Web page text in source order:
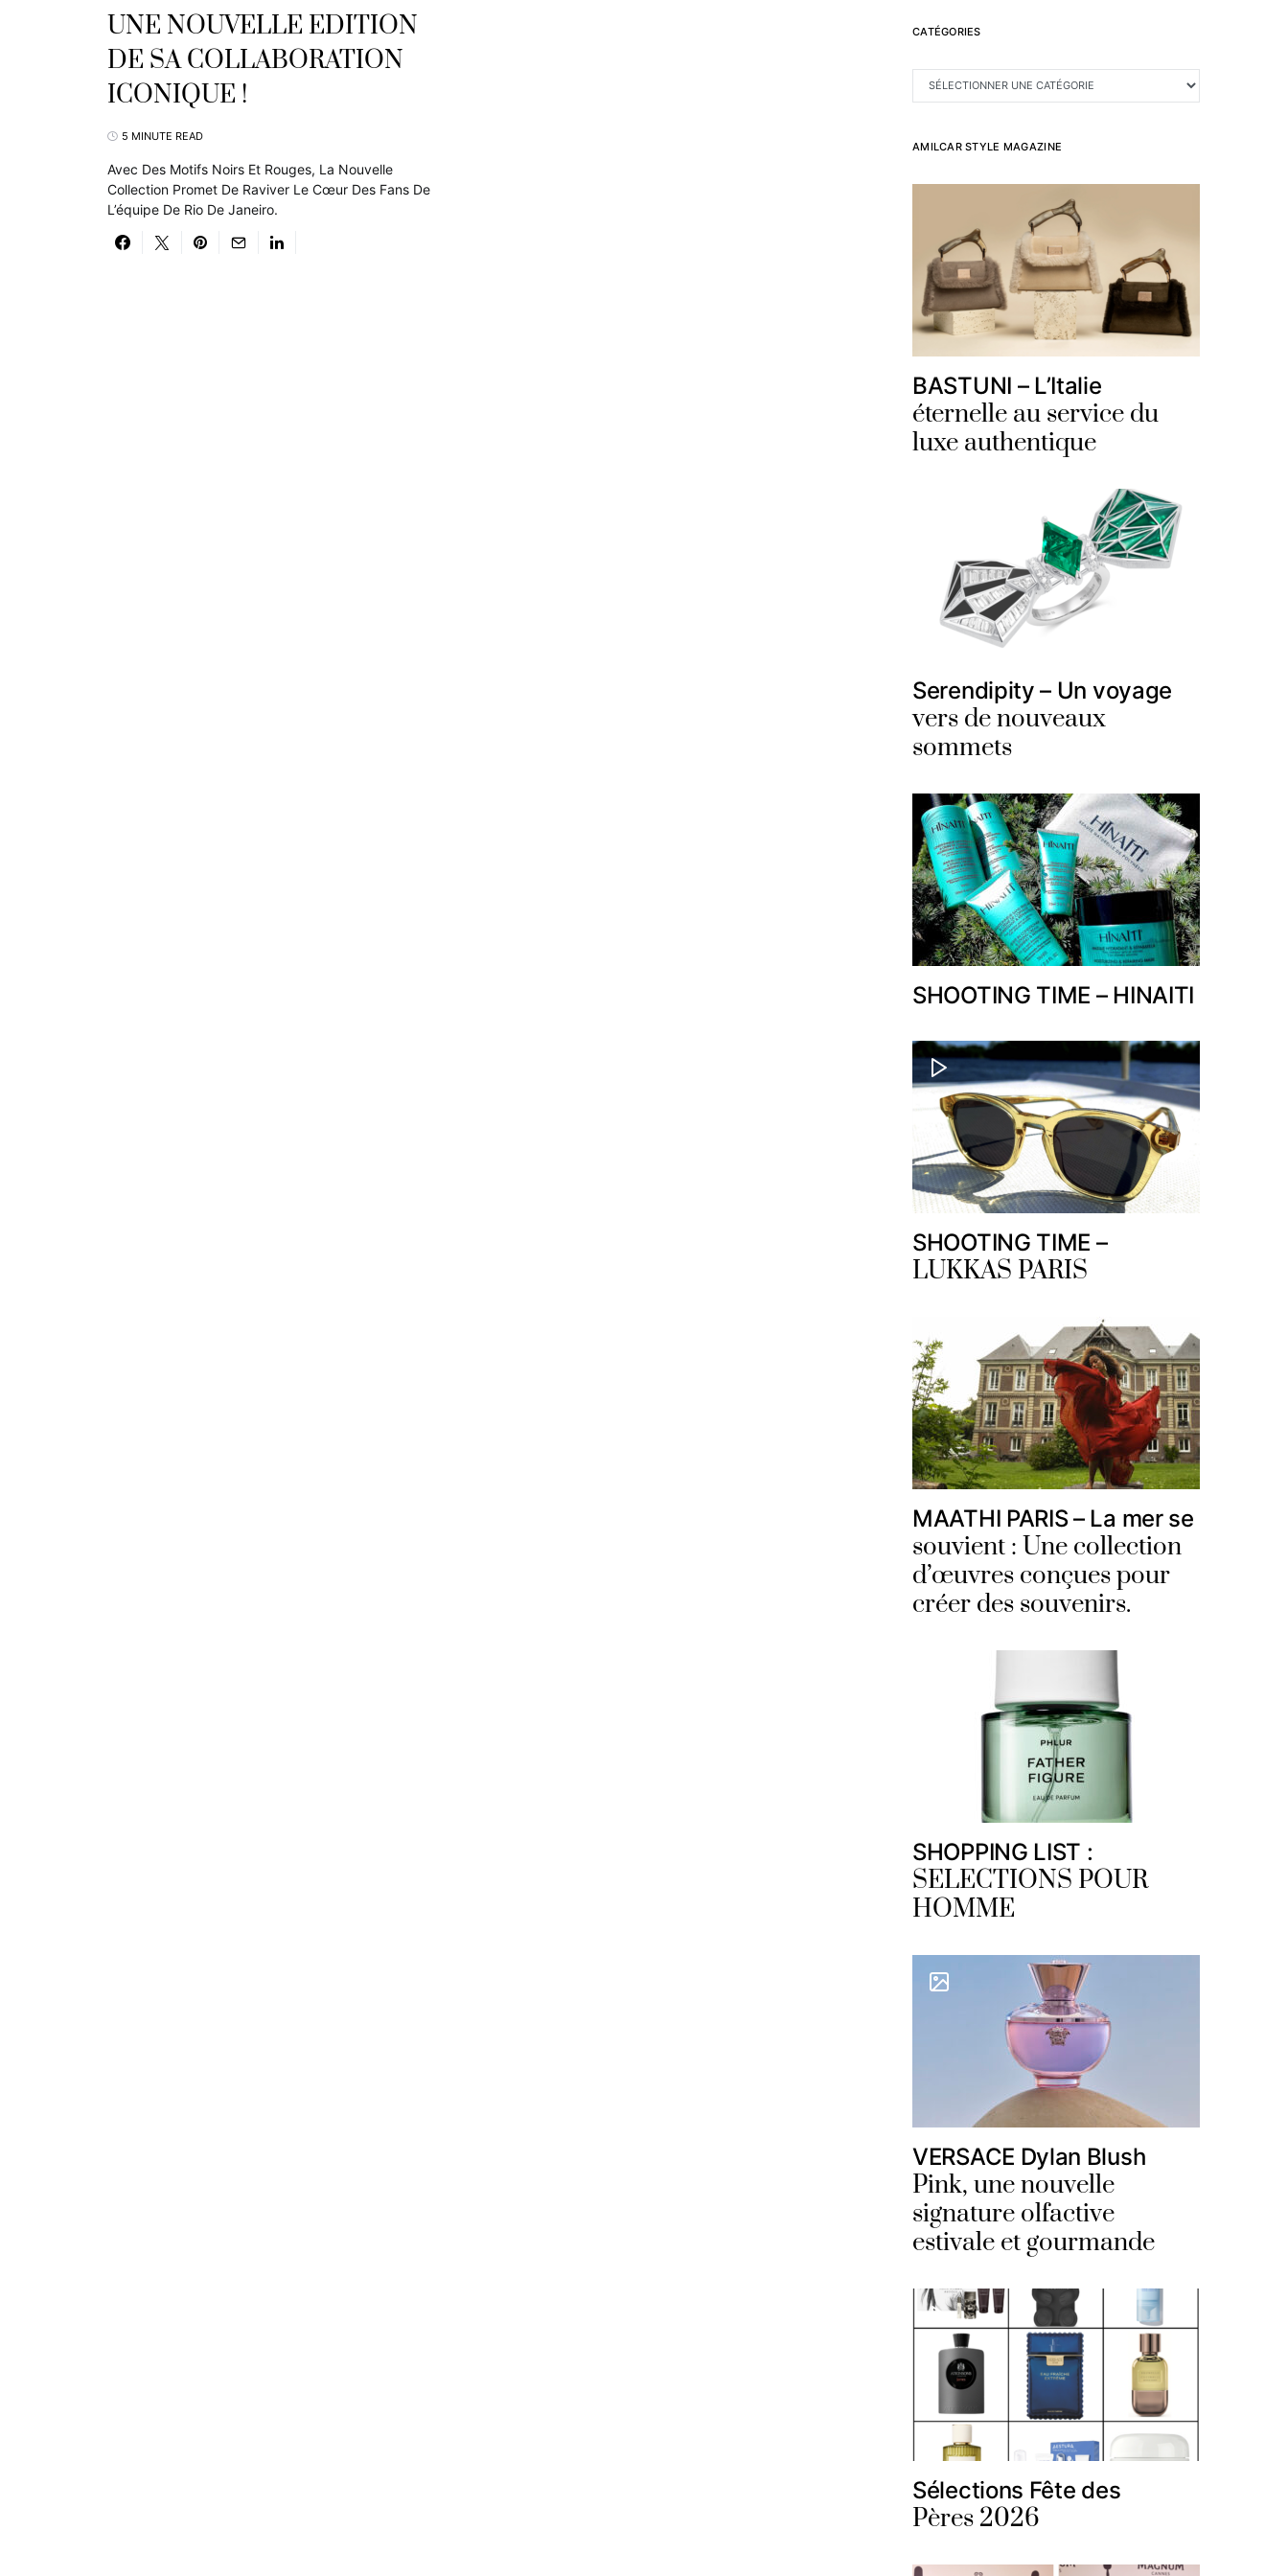
UNE NOUVELLE EDITION
DE SA COLLABORATION
ICONIQUE !
5 MINUTE READ
Avec Des Motifs Noirs Et Rouges, La Nouvelle
Collection Promet De Raviver Le Cœur Des Fans De
L’équipe De Rio De Janeiro.
CATÉGORIES
CATÉGORIES
AMILCAR STYLE MAGAZINE
BASTUNI – L’Italie
éternelle au service du
luxe authentique
Serendipity – Un voyage
vers de nouveaux
sommets
SHOOTING TIME – HINAITI
SHOOTING TIME –
LUKKAS PARIS
MAATHI PARIS – La mer se
souvient : Une collection
d’œuvres conçues pour
créer des souvenirs.
SHOPPING LIST :
SELECTIONS POUR
HOMME
VERSACE Dylan Blush
Pink, une nouvelle
signature olfactive
estivale et gourmande
Sélections Fête des
Pères 2026